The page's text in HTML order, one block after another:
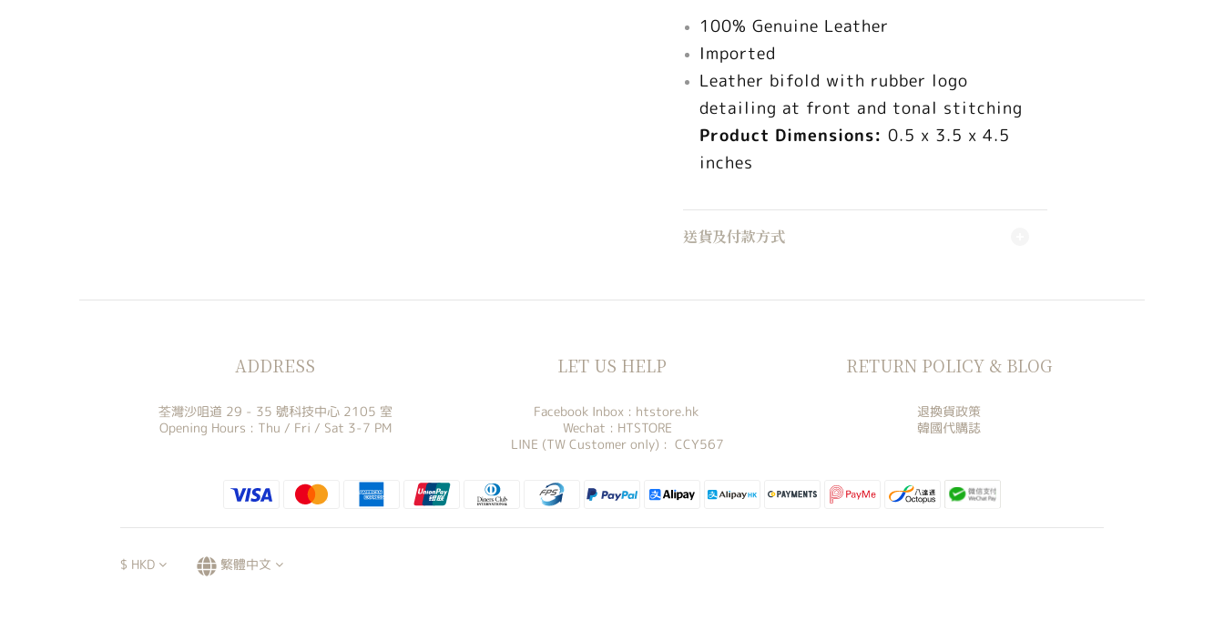
100% Genuine Leather
Imported
Leather bifold with rubber logo
detailing at front and tonal stitching
Product Dimensions: 0.5 x 3.5 x 4.5
inches
送貨及付款方式
ADDRESS
荃灣沙咀道 29 - 35 號科技中心 2105 室
Opening Hours : Thu / Fri / Sat 3-7 PM
LET US HELP
Facebook Inbox : htstore.hk
Wechat : HTSTORE
LINE (TW Customer only) : CCY567
RETURN POLICY & BLOG
退換貨政策
韓國代購誌
$ HKD 繁體中文